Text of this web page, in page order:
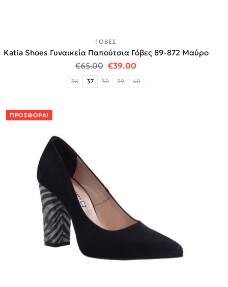
ΓΌΒΕΣ
Katia Shoes Γυναικεία Παπούτσια Γόβες 89-872 Μαύρο
€65.00 Original price was: €65.00.
€39.00Η τρέχουσα τιμή
36 37 38 39 40
ΠΡΟΣΦΟΡΆ!